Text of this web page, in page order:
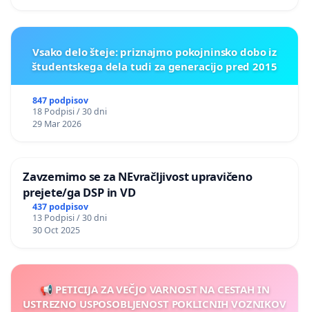
Vsako delo šteje: priznajmo pokojninsko dobo iz
študentskega dela tudi za generacijo pred 2015
847 podpisov
18 Podpisi / 30 dni
29 Mar 2026
Zavzemimo se za NEvračljivost upravičeno
prejete/ga DSP in VD
437 podpisov
13 Podpisi / 30 dni
30 Oct 2025
📢 PETICIJA ZA VEČJO VARNOST NA CESTAH IN
USTREZNO USPOSOBLJENOST POKLICNIH VOZNIKOV